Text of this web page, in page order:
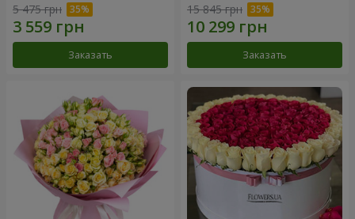
5 475 грн
Заказать
15 845 грн
Заказать